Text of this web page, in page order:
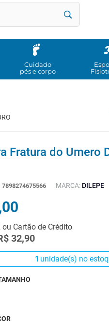
Cuidado
pés e corpo
Fratura do Umero
7898274675566 MARCA: DILEPE
00
Cartão de Crédito
32,90
1 unidade(s) no